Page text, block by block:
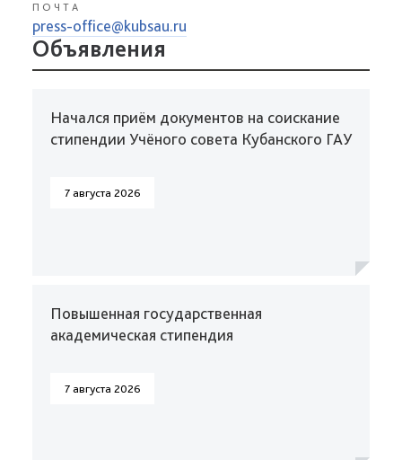
ПОЧТА
press-office@kubsau.ru
Объявления
Начался приём документов на соискание
стипендии Учёного совета Кубанского ГАУ
7 августа 2026
Повышенная государственная
академическая стипендия
7 августа 2026